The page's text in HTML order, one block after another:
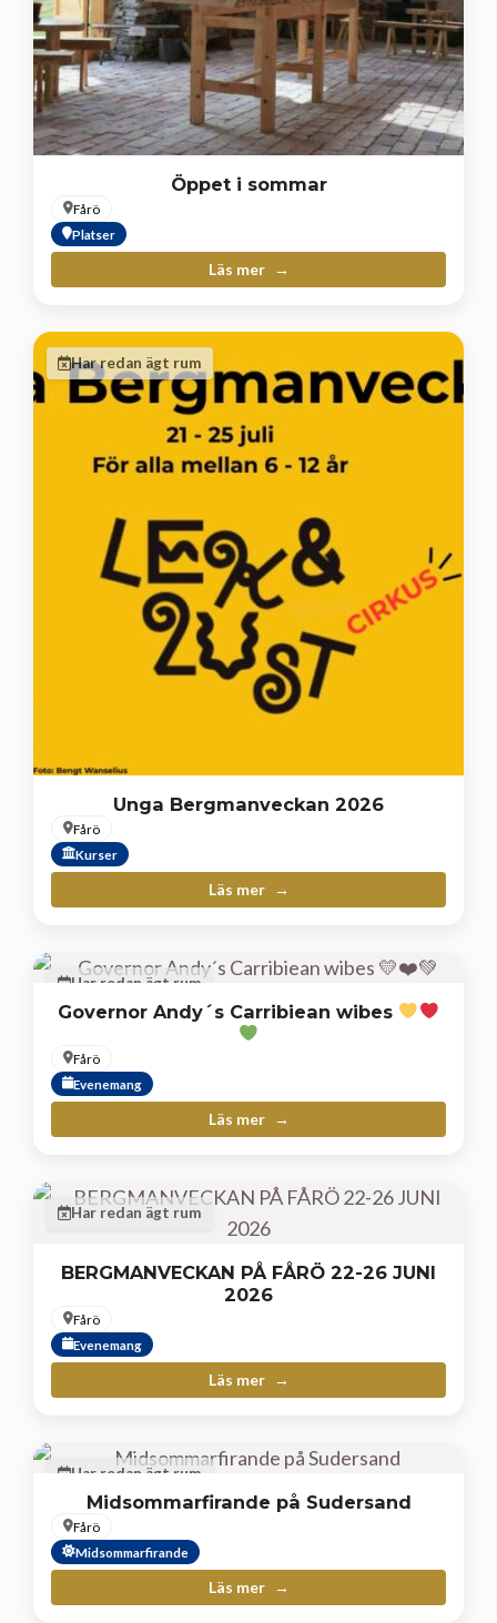
Öppet i sommar
Fårö
Platser
Läs mer
Har redan ägt rum
Unga Bergmanveckan 2026
Fårö
Kurser
Läs mer
Har redan ägt rum
Governor Andy´s Carribiean wibes
Fårö
Evenemang
Läs mer
Har redan ägt rum
BERGMANVECKAN PÅ FÅRÖ 22-26 JUNI
2026
Fårö
Evenemang
Läs mer
Har redan ägt rum
Midsommarfirande på Sudersand
Fårö
Midsommarfirande
Läs mer